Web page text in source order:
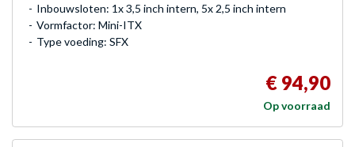
Inbouwsloten: 1x 3,5 inch intern, 5x 2,5 inch intern
Vormfactor: Mini-ITX
Type voeding: SFX
€ 94,90
Op voorraad